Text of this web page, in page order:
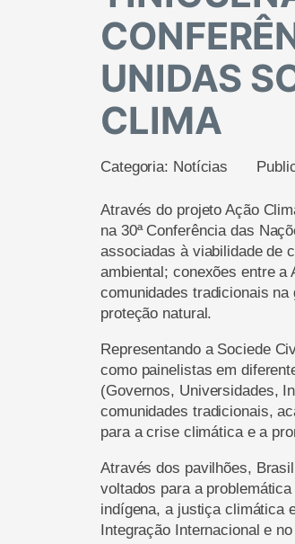
UNIDAS
CLIMA
Categoria: Notícias
Através do projeto Ação
na 30ª Conferência das
associadas à viabilidade de
ambiental; conexões entre
comunidades tradicionais
proteção natural.
Representando a Sociede
como painelistas em
(Governos, Universidades,
comunidades tradicionais,
para a crise climática e a
Através dos pavilhões,
voltados para a
indígena, a justiça climática
Integração Internacional e